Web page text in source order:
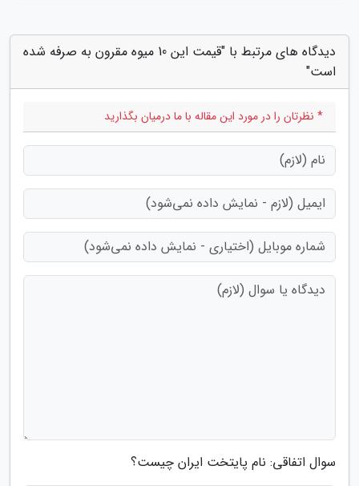
دیدگاه های مرتبط با "قیمت این 10 میوه مقرون به صرفه شده
است"
* نظرتان را در مورد این مقاله با ما درمیان بگذارید
سوال اتفاقی: نام پایتخت ایران چیست؟